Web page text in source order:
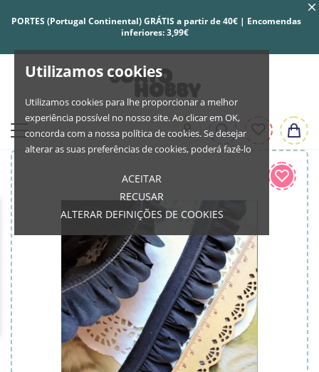
Utilizamos cookies
Utilizamos cookies para lhe proporcionar a melhor
experiência possível no nosso site. Ao clicar em OK,
concorda com a nossa política de cookies. Se desejar
alterar as suas preferências de cookies, poderá fazê-lo
ACEITAR
RECUSAR
ALTERAR DEFINIÇÕES DE COOKIES
PORTES (Portugal Continental) GRÁTIS a partir de 40€ | Encomendas
inferiores: 3,99€